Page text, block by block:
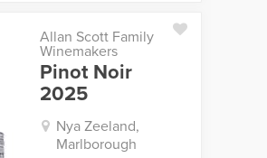
Allan Scott Family
Winemakers
Pinot Noir
2025
Nya Zeeland,
Marlborough